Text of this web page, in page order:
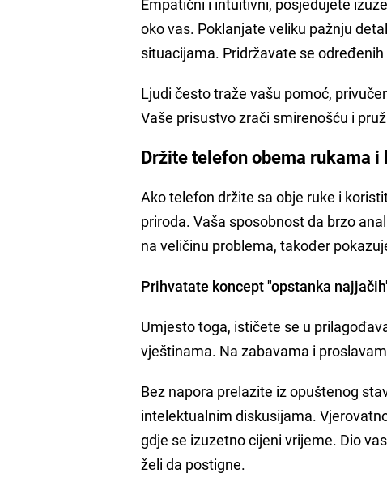
oko vas. Poklanjate veliku pažnju
situacijama. Pridržavate se
Ljudi često traže vašu pomoć,
Vaše prisustvo zrači smirenošću i
Držite telefon obema rukama
Ako telefon držite sa obje ruke i
priroda. Vaša sposobnost da brzo
na veličinu problema, također
Prihvatate koncept "opstanka
Umjesto toga, ističete se u
vještinama. Na zabavama i
Bez napora prelazite iz opuštenog
intelektualnim diskusijama.
gdje se izuzetno cijeni vrijeme. Dio
želi da postigne.